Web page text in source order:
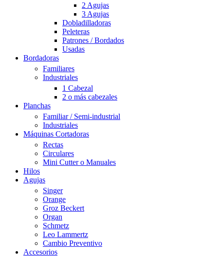
2 Agujas
3 Agujas
Dobladilladoras
Peleteras
Patrones / Bordados
Usadas
Bordadoras
Familiares
Industriales
1 Cabezal
2 o más cabezales
Planchas
Familiar / Semi-industrial
Industriales
Máquinas Cortadoras
Rectas
Circulares
Mini Cutter o Manuales
Hilos
Agujas
Singer
Orange
Groz Beckert
Organ
Schmetz
Leo Lammertz
Cambio Preventivo
Accesorios